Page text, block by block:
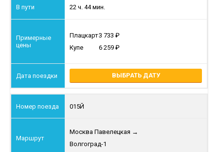
22 ч. 44 мин.
Плацкарт3 733
Купе
6 259
ВЫБРАТЬ ДАТУ
015Й
Москва Павелецкая →
Волгоград-1